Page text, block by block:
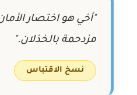
"أخي هو اختصار
مزدحمة بالخذلان."
نسخ الاقتباس